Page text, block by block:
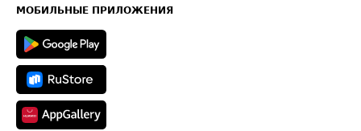
Техническая информация
МОБИЛЬНЫЕ ПРИЛОЖЕНИЯ